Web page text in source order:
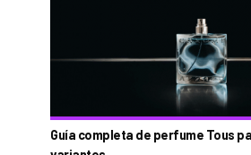
Guía completa de perfume Tous